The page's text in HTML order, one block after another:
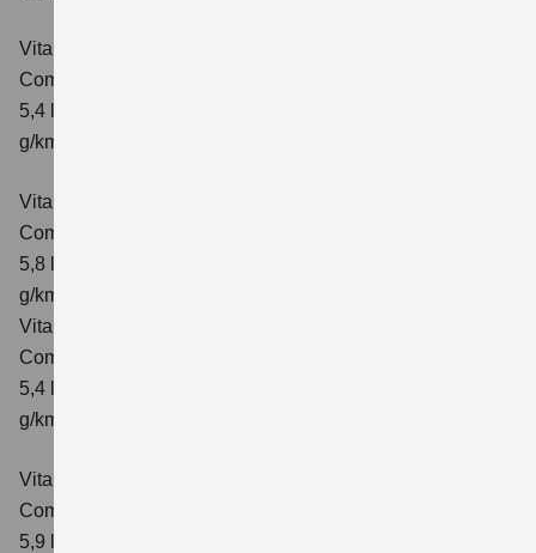
Vitara 1.4 BOOSTERJET HYBRID ALLGRIP
Comfort
5,4 l/100km; kombinierter Wert der CO₂-Emission: 129
g/km; CO₂-Klasse: D
Vitara 1.4 BOOSTERJET HYBRID ALLGRIP AT
Comfort
5,8 l/100 km; kombinierter Wert der CO₂-Emission: 137
g/km; CO₂-Klasse: E
Vitara 1.4 BOOSTERJET HYBRID ALLGRIP
Comfort+ Verbrauchswerte: kombinierter Energieverbrauch
5,4 l/100km; kombinierter Wert der CO₂-Emission: 129
g/km; CO₂-Klasse: D
Vitara 1.4 BOOSTERJET HYBRID ALLGRIP AT
Comfort+
5,9 l/100 km; kombinierter Wert der CO₂-Emission: 138